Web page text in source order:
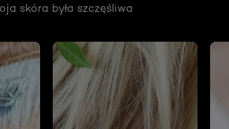
skóra była szczęśliwa